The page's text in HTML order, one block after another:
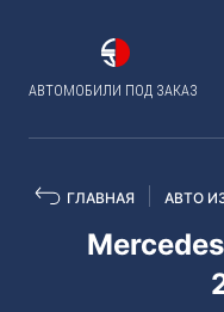
АВТОМОБИЛИ ПОД ЗАКАЗ
ГЛАВНАЯ АВТО